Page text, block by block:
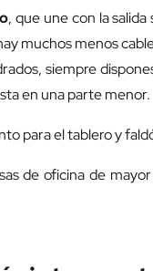
, que une con la
muchos menos
siempre
en una parte menor.
para el tablero y
de oficina de